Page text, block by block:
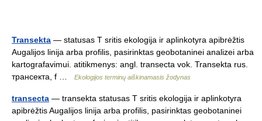
Transekta — statusas T sritis ekologija ir aplinkotyra apibrėžtis
Augalijos linija arba profilis, pasirinktas geobotaninei analizei arba
kartografavimui. atitikmenys: angl. transecta vok. Transekta rus.
трансекта, f …
Ekologijos terminų aiškinamasis žodynas
transecta — transekta statusas T sritis ekologija ir aplinkotyra
apibrėžtis Augalijos linija arba profilis, pasirinktas geobotaninei